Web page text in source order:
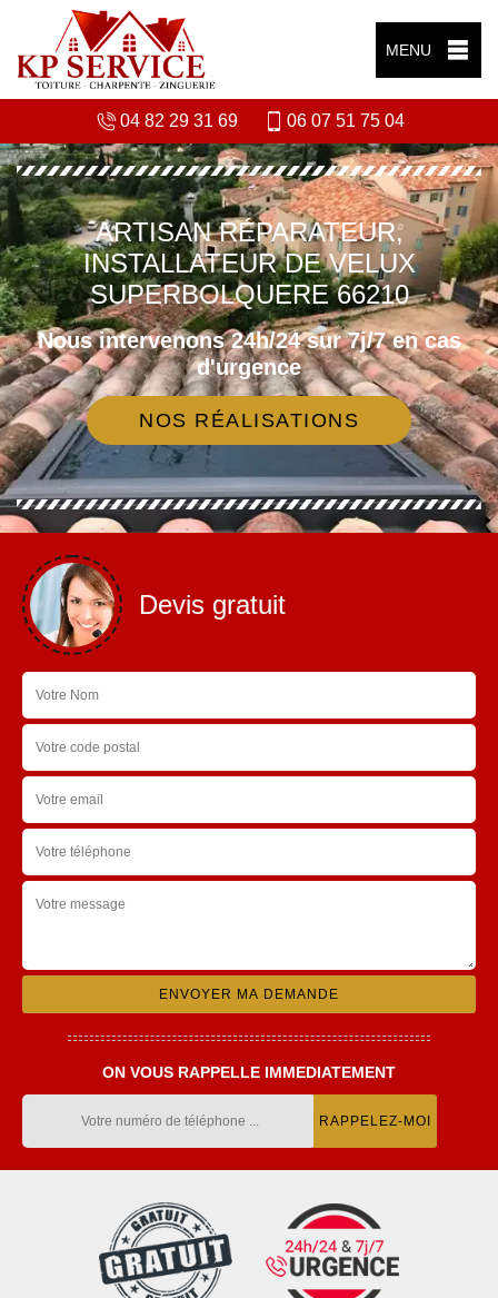
MENU
04 82 29 31 69 06 07 51 75 04
ARTISAN RÉPARATEUR,
INSTALLATEUR DE VELUX
SUPERBOLQUERE 66210
Nous intervenons 24h/24 sur 7j/7 en cas
d'urgence
NOS RÉALISATIONS
Devis gratuit
ON VOUS RAPPELLE IMMEDIATEMENT